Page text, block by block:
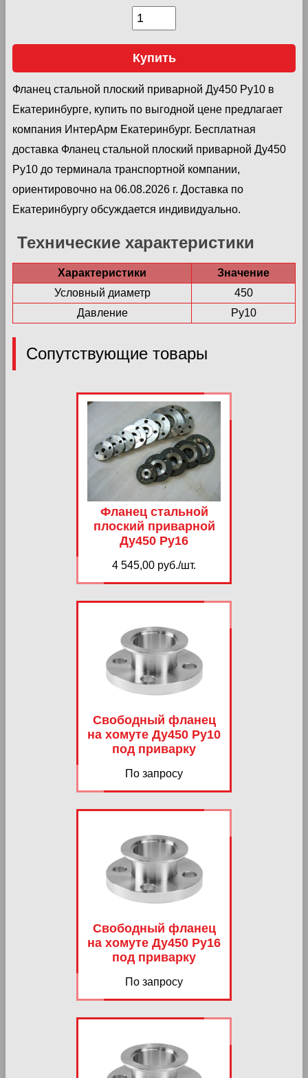
Купить
Фланец стальной плоский приварной Ду450 Ру10 в
Екатеринбурге, купить по выгодной цене предлагает
компания ИнтерАрм Екатеринбург. Бесплатная
доставка Фланец стальной плоский приварной Ду450
Ру10 до терминала транспортной компании,
ориентировочно на 06.08.2026 г. Доставка по
Екатеринбургу обсуждается индивидуально.
Технические характеристики
Характеристики
Значение
Условный диаметр
450
Давление
Ру10
Сопутствующие товары
Фланец стальной
плоский приварной
Ду450 Ру16
4 545,00 руб./шт.
Свободный фланец
на хомуте Ду450 Ру10
под приварку
По запросу
Свободный фланец
на хомуте Ду450 Ру16
под приварку
По запросу